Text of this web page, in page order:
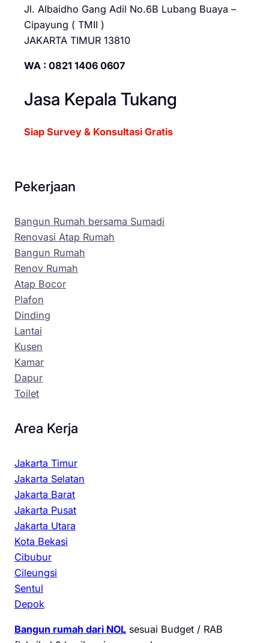
Jl. Albaidho Gang Adil No.6B Lubang Buaya –
Cipayung ( TMII )
JAKARTA TIMUR 13810
WA : 0821 1406 0607
Jasa Kepala Tukang
Siap Survey & Konsultasi Gratis
Pekerjaan
Bangun Rumah bersama Sumadi
Renovasi Atap Rumah
Bangun Rumah
Renov Rumah
Atap Bocor
Plafon
Dinding
Lantai
Kusen
Kamar
Dapur
Toilet
Area Kerja
Jakarta Timur
Jakarta Selatan
Jakarta Barat
Jakarta Pusat
Jakarta Utara
Kota Bekasi
Cibubur
Cileungsi
Sentul
Depok
Bangun rumah dari NOL sesuai Budget / RAB